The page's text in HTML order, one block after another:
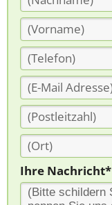
Ihre Nachricht*